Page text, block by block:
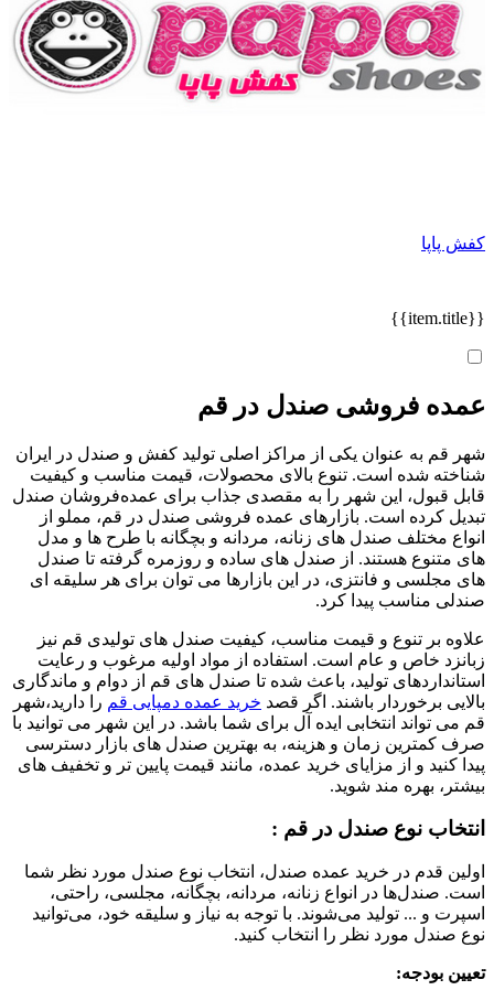
کفش پاپا
{{item.title}}
عمده فروشی صندل در قم
شهر قم به عنوان یکی از مراکز اصلی تولید کفش و صندل در ایران
شناخته شده است. تنوع بالای محصولات، قیمت مناسب و کیفیت
قابل قبول، این شهر را به مقصدی جذاب برای عمده‌فروشان صندل
تبدیل کرده است. بازارهای عمده فروشی صندل در قم، مملو از
انواع مختلف صندل های زنانه، مردانه و بچگانه با طرح ها و مدل
های متنوع هستند. از صندل های ساده و روزمره گرفته تا صندل
های مجلسی و فانتزی، در این بازارها می توان برای هر سلیقه ای
صندلی مناسب پیدا کرد.
علاوه بر تنوع و قیمت مناسب، کیفیت صندل های تولیدی قم نیز
زبانزد خاص و عام است. استفاده از مواد اولیه مرغوب و رعایت
استانداردهای تولید، باعث شده تا صندل های قم از دوام و ماندگاری
بالایی برخوردار باشند. اگر قصد خرید عمده دمپایی قم را دارید،شهر
قم می تواند انتخابی ایده آل برای شما باشد. در این شهر می توانید با
صرف کمترین زمان و هزینه، به بهترین صندل های بازار دسترسی
پیدا کنید و از مزایای خرید عمده، مانند قیمت پایین تر و تخفیف های
بیشتر، بهره مند شوید.
انتخاب نوع صندل در قم :
اولین قدم در خرید عمده صندل، انتخاب نوع صندل مورد نظر شما
است. صندل‌ها در انواع زنانه، مردانه، بچگانه، مجلسی، راحتی،
اسپرت و ... تولید می‌شوند. با توجه به نیاز و سلیقه خود، می‌توانید
نوع صندل مورد نظر را انتخاب کنید.
تعیین بودجه: